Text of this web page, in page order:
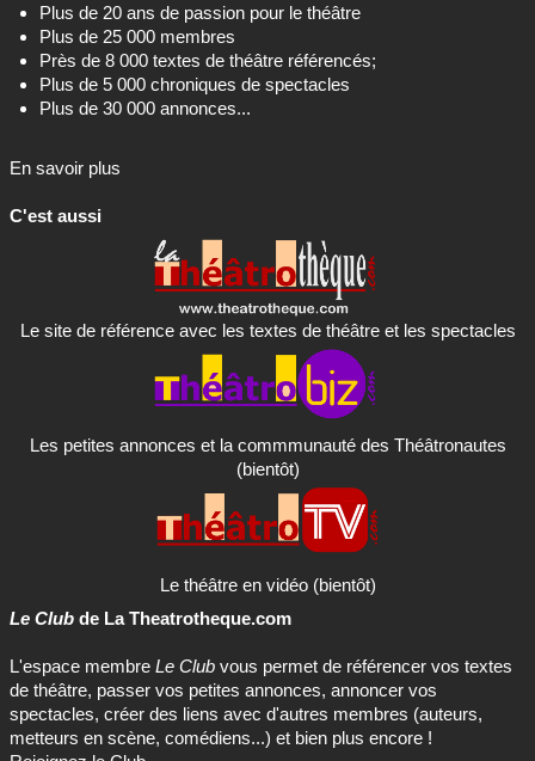
Plus de 20 ans de passion pour le théâtre
Plus de 25 000 membres
Près de 8 000 textes de théâtre référencés;
Plus de 5 000 chroniques de spectacles
Plus de 30 000 annonces...
En savoir plus
C'est aussi
Le site de référence avec les textes de théâtre et les spectacles
Les petites annonces et la commmunauté des Théâtronautes
(bientôt)
Le théâtre en vidéo (bientôt)
Le Club de La Theatrotheque.com
L'espace membre Le Club vous permet de référencer vos textes
de théâtre, passer vos petites annonces, annoncer vos
spectacles, créer des liens avec d'autres membres (auteurs,
metteurs en scène, comédiens...) et bien plus encore !